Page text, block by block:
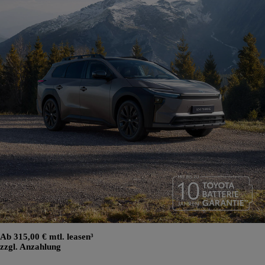
Ab 315,00 € mtl. leasen³
zzgl. Anzahlung